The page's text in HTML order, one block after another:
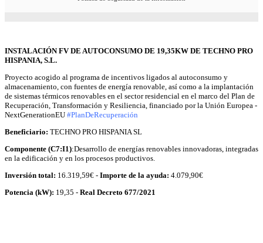
INSTALACIÓN FV DE AUTOCONSUMO DE 19,35KW DE TECHNO PRO
HISPANIA, S.L.
Proyecto acogido al programa de incentivos ligados al autoconsumo y
almacenamiento, con fuentes de energía renovable, así como a la implantación
de sistemas térmicos renovables en el sector residencial en el marco del Plan de
Recuperación, Transformación y Resiliencia, financiado por la Unión Europea -
NextGenerationEU #PlanDeRecuperación
Beneficiario: TECHNO PRO HISPANIA SL
Componente (C7:I1):Desarrollo de energías renovables innovadoras, integradas
en la edificación y en los procesos productivos.
Inversión total: 16.319,59€ - Importe de la ayuda: 4.079,90€
Potencia (kW): 19,35 - Real Decreto 677/2021